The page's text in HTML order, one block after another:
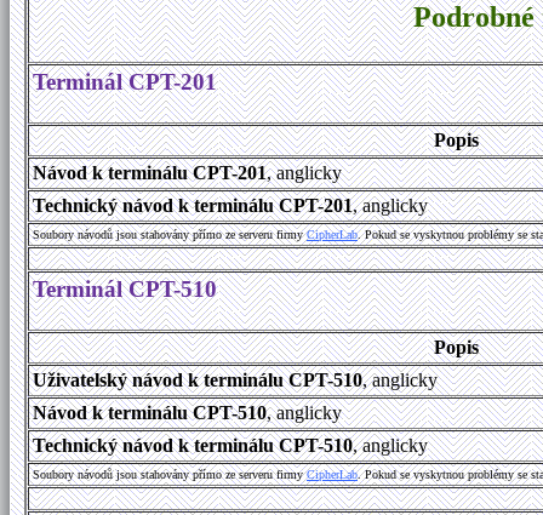
Terminál CPT-201
Popis
Návod k terminálu CPT-201, anglicky
Technický návod k terminálu CPT-201, anglicky
Soubory návodů jsou stahovány přímo ze serveru firmyCipherLab. Pokud se vyskytnou problémy se
Terminál CPT-510
Popis
Uživatelský návod k terminálu CPT-510, anglicky
Návod k terminálu CPT-510, anglicky
Technický návod k terminálu CPT-510, anglicky
Soubory návodů jsou stahovány přímo ze serveru firmyCipherLab. Pokud se vyskytnou problémy se